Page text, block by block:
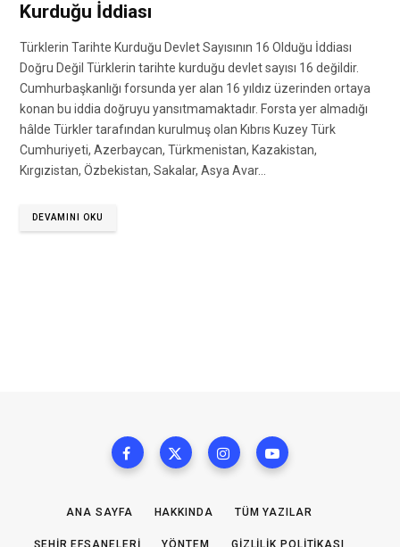
Kurduğu İddiası
Türklerin Tarihte Kurduğu Devlet Sayısının 16 Olduğu İddiası
Doğru Değil Türklerin tarihte kurduğu devlet sayısı 16 değildir.
Cumhurbaşkanlığı forsunda yer alan 16 yıldız üzerinden ortaya
konan bu iddia doğruyu yansıtmamaktadır. Forsta yer almadığı
hâlde Türkler tarafından kurulmuş olan Kıbrıs Kuzey Türk
Cumhuriyeti, Azerbaycan, Türkmenistan, Kazakistan,
Kırgızistan, Özbekistan, Sakalar, Asya Avar…
DEVAMINI OKU
ANA SAYFA HAKKINDA TÜM YAZILAR
ŞEHIR EFSANELERI YÖNTEM GIZLILIK POLITIKASI